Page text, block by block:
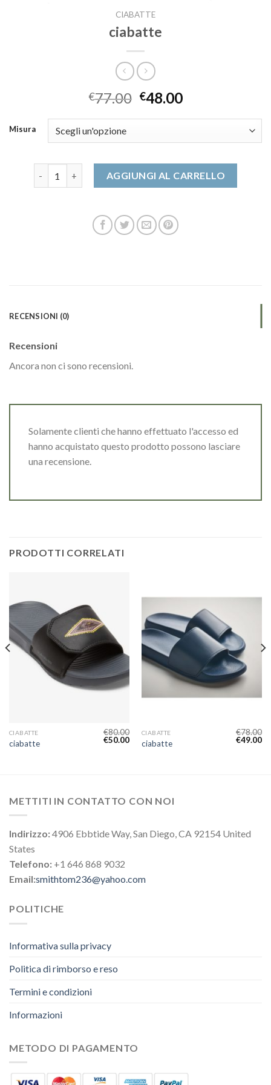
CIABATTE
ciabatte
€77.00 €48.00
Misura
AGGIUNGI AL CARRELLO
RECENSIONI (0)
Recensioni
Ancora non ci sono recensioni.
Solamente clienti che hanno effettuato l'accesso ed
hanno acquistato questo prodotto possono lasciare
una recensione.
PRODOTTI CORRELATI
CIABATTE
ciabatte
€80.00
€50.00
CIABATTE
ciabatte
€78.00
€49.00
METTITI IN CONTATTO CON NOI
Indirizzo:4906 Ebbtide Way, San Diego, CA 92154 United
States
Telefono: +1 646 868 9032
Email:smithtom236@yahoo.com
POLITICHE
Informativa sulla privacy
Politica di rimborso e reso
Termini e condizioni
Informazioni
METODO DI PAGAMENTO